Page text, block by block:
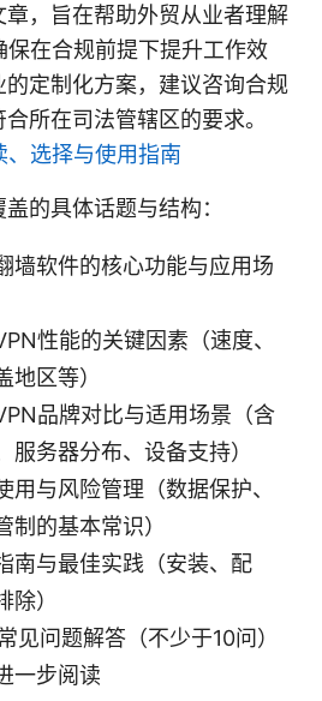
，旨在帮助外贸从业者理解
保在合规前提下提升工作效
定制化方案，建议咨询合规
所在司法管辖区的要求。
、选择与使用指南
的具体话题与结构：
墙软件的核心功能与应用场
性能的关键因素（速度、
地区等）
品牌对比与适用场景（含
服务器分布、设备支持）
用与风险管理（数据保护、
制的基本常识）
南与最佳实践（安装、配
）
见问题解答（不少于10问）
一步阅读